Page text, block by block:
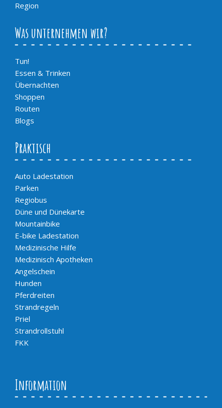
Region
Was unternehmen wir?
Tun!
Essen & Trinken
Übernachten
Shoppen
Routen
Blogs
Praktisch
Auto Ladestation
Parken
Regiobus
Düne und Dünekarte
Mountainbike
E-bike Ladestation
Medizinische Hilfe
Medizinisch Apotheken
Angelschein
Hunden
Pferdreiten
Strandregeln
Priel
Strandrollstuhl
FKK
Information